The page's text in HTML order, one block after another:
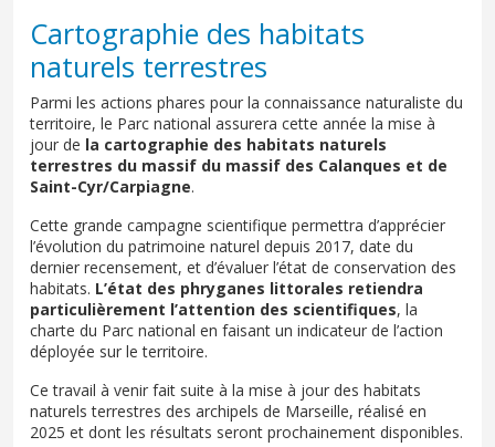
Cartographie des habitats
naturels terrestres
Parmi les actions phares pour la connaissance naturaliste du
territoire, le Parc national assurera cette année la mise à
jour de la cartographie des habitats naturels
terrestres du massif du massif des Calanques et de
Saint-Cyr/Carpiagne.
Cette grande campagne scientifique permettra d’apprécier
l’évolution du patrimoine naturel depuis 2017, date du
dernier recensement, et d’évaluer l’état de conservation des
habitats. L’état des phryganes littorales retiendra
particulièrement l’attention des scientifiques, la
charte du Parc national en faisant un indicateur de l’action
déployée sur le territoire.
Ce travail à venir fait suite à la mise à jour des habitats
naturels terrestres des archipels de Marseille, réalisé en
2025 et dont les résultats seront prochainement disponibles.